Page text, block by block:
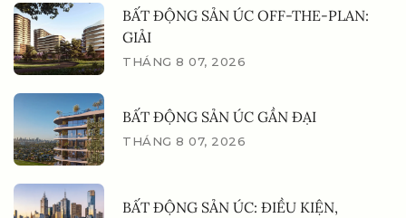
BẤT ĐỘNG SẢN ÚC OFF-THE-PLAN:
GIẢI
THÁNG 8 07, 2026
BẤT ĐỘNG SẢN ÚC GẦN ĐẠI
THÁNG 8 07, 2026
BẤT ĐỘNG SẢN ÚC: ĐIỀU KIỆN,